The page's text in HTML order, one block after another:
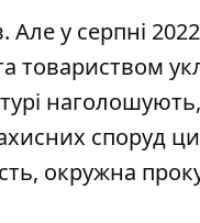
Але у серпні
товариством
споруд
окружна